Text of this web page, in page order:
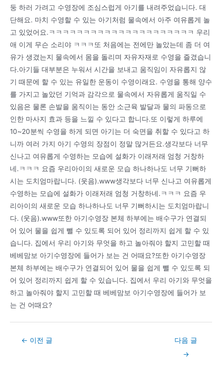
둥 하러 가려고 수영장에 조심스럽게 아기를 내려주었습니다. 대
단해요. 마치 수영할 수 있는 아기처럼 물속에서 아주 여유롭게 놀
고 있었어요.ㅋㅋㅋㅋㅋㅋㅋㅋㅋㅋㅋㅋㅋㅋㅋㅋㅋㅋㅋㅋㅋ 우리
애 이게 무슨 소리야 ㅋㅋㅋ또 처음에는 전에만 놀았는데 좀 더 여
유가 생겼는지 물속에서 몸을 돌리며 자유자재로 수영을 즐겼습니
다.아기들 대부분은 누워서 시간을 보내고 움직임이 자유롭지 않
기 때문에 할 수 있는 유일한 운동이 수영이래요. 수영을 통해 양수
를 가지고 놀았던 기억과 감각으로 물속에서 자유롭게 움직일 수
있음은 물론 손발을 움직이는 동안 소근육 발달과 물의 파동으로
인한 마사지 효과 등을 느낄 수 있다고 합니다.또 이렇게 하루에
10~20분씩 수영을 하게 되면 아기는 더 숙면을 취할 수 있다고 하
니까 여러 가지 아기 수영의 장점이 정말 많거든요.생각보다 너무
신나고 여유롭게 수영하는 모습에 설화가 이래저래 엄청 거창하
네.ㅋㅋㅋ 요즘 우리아이의 새로운 모습 하나하나도 너무 기뻐하
시는 도치엄마랍니다. (웃음).www생각보다 너무 신나고 여유롭게
수영하는 모습에 설화가 이래저래 엄청 거창하네.ㅋㅋㅋ 요즘 우
리아이의 새로운 모습 하나하나도 너무 기뻐하시는 도치엄마랍니
다. (웃음).www또한 아기수영장 본체 하부에는 배수구가 연결되
어 있어 물을 쉽게 뺄 수 있도록 되어 있어 정리까지 쉽게 할 수 있
습니다. 집에서 우리 아기와 무엇을 하고 놀아줘야 할지 고민할 때
베베맘보 아기수영장에 들어가 보는 건 어때요?또한 아기수영장
본체 하부에는 배수구가 연결되어 있어 물을 쉽게 뺄 수 있도록 되
어 있어 정리까지 쉽게 할 수 있습니다. 집에서 우리 아기와 무엇을
하고 놀아줘야 할지 고민할 때 베베맘보 아기수영장에 들어가 보
는 건 어때요?
Post← 이전 글
다음 글
→